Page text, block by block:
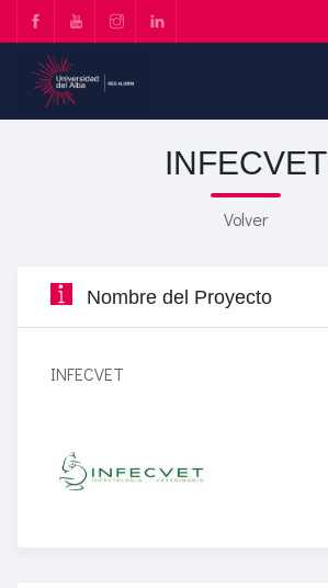
INFECVET
Volver
Nombre del Proyecto
INFECVET